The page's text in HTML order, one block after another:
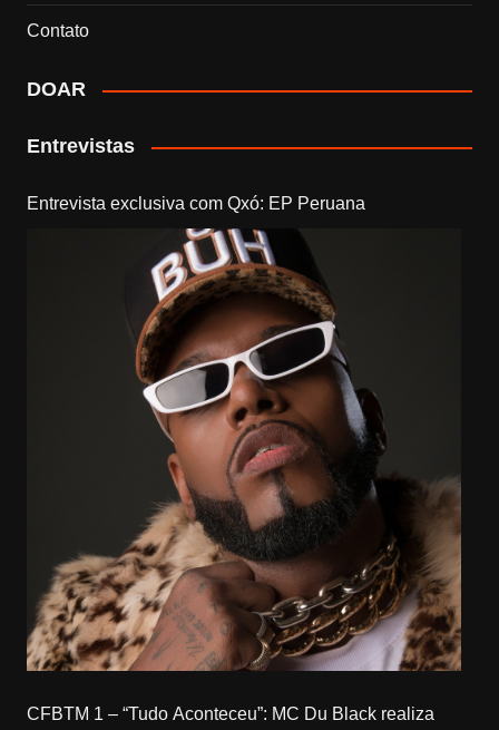
Contato
DOAR
Entrevistas
Entrevista exclusiva com Qxó: EP Peruana
CFBTM 1 – “Tudo Aconteceu”: MC Du Black realiza